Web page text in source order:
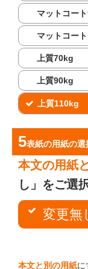
マットコー
マットコー
上質70kg
上質90kg
上質110kg
表紙の用紙の選
本文の用紙
し」をご選
変更無
本文と別の用紙に